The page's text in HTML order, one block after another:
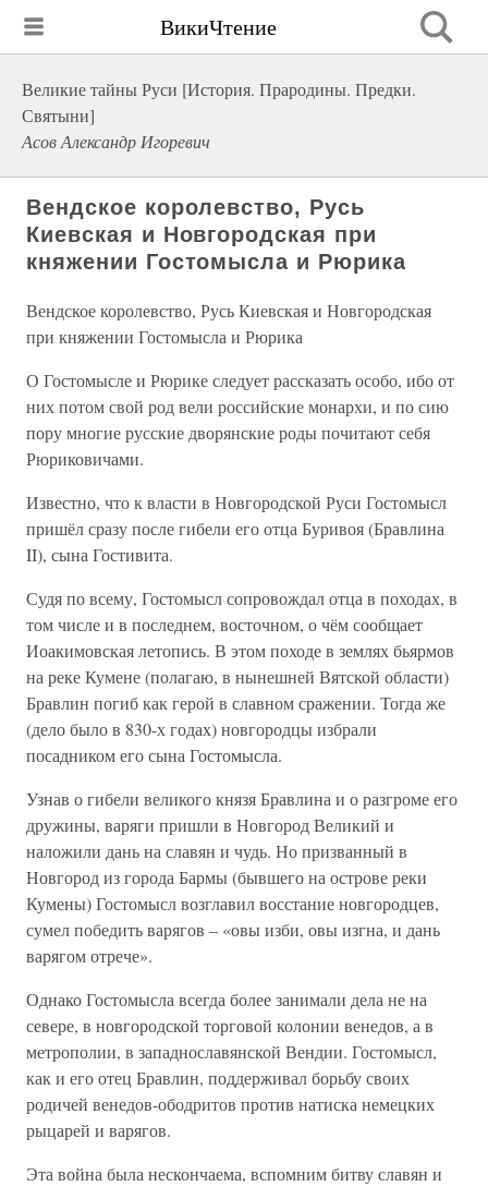
ВикиЧтение
Великие тайны Руси [История. Прародины. Предки.
Святыни]
Асов Александр Игоревич
Вендское королевство, Русь
Киевская и Новгородская при
княжении Гостомысла и Рюрика
Вендское королевство, Русь Киевская и Новгородская
при княжении Гостомысла и Рюрика
О Гостомысле и Рюрике следует рассказать особо, ибо от
них потом свой род вели российские монархи, и по сию
пору многие русские дворянские роды почитают себя
Рюриковичами.
Известно, что к власти в Новгородской Руси Гостомысл
пришёл сразу после гибели его отца Буривоя (Бравлина
II), сына Гостивита.
Судя по всему, Гостомысл сопровождал отца в походах, в
том числе и в последнем, восточном, о чём сообщает
Иоакимовская летопись. В этом походе в землях бьярмов
на реке Кумене (полагаю, в нынешней Вятской области)
Бравлин погиб как герой в славном сражении. Тогда же
(дело было в 830-х годах) новгородцы избрали
посадником его сына Гостомысла.
Узнав о гибели великого князя Бравлина и о разгроме его
дружины, варяги пришли в Новгород Великий и
наложили дань на славян и чудь. Но призванный в
Новгород из города Бармы (бывшего на острове реки
Кумены) Гостомысл возглавил восстание новгородцев,
сумел победить варягов – «овы изби, овы изгна, и дань
варягом отрече».
Однако Гостомысла всегда более занимали дела не на
севере, в новгородской торговой колонии венедов, а в
метрополии, в западнославянской Вендии. Гостомысл,
как и его отец Бравлин, поддерживал борьбу своих
родичей венедов-ободритов против натиска немецких
рыцарей и варягов.
Эта война была нескончаема, вспомним битву славян и